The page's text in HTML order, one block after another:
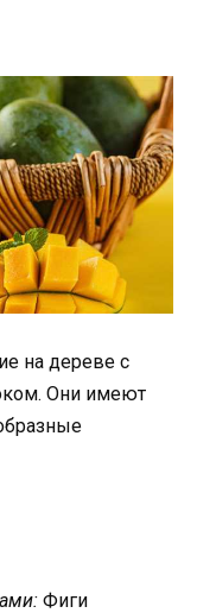
на дереве с
Они имеют
Фиги